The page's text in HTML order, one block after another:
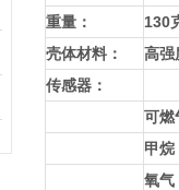
重量：
130
壳体材料：
高强
传感器：
可燃
甲烷
氧气